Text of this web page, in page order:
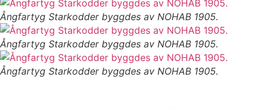
Ångfartyg Starkodder byggdes av NOHAB 1905.
Ångfartyg Starkodder byggdes av NOHAB 1905.
Ångfartyg Starkodder byggdes av NOHAB 1905.